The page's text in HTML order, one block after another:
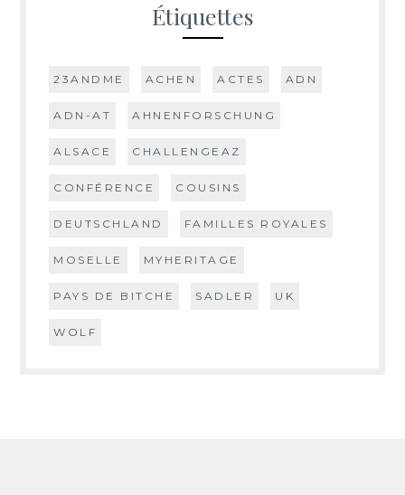
Étiquettes
23ANDME ACHEN ACTES ADN
ADN-AT AHNENFORSCHUNG
ALSACE CHALLENGEAZ
CONFÉRENCE COUSINS
DEUTSCHLAND FAMILLES ROYALES
MOSELLE MYHERITAGE
PAYS DE BITCHE SADLER UK
WOLF